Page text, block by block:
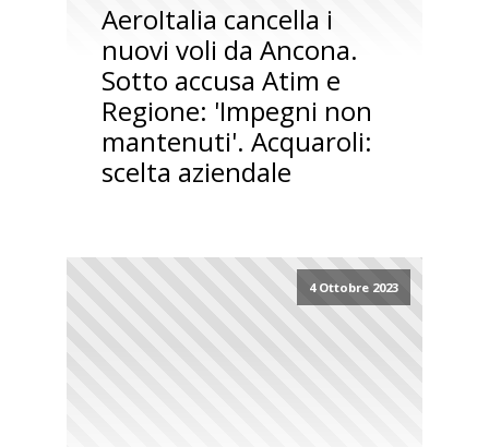
AeroItalia cancella i
nuovi voli da Ancona.
Sotto accusa Atim e
Regione: 'Impegni non
mantenuti'. Acquaroli:
scelta aziendale
4 Ottobre 2023